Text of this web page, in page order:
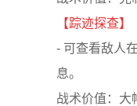
【踪迹探查】
- 可查看敌人
息。
战术价值：大